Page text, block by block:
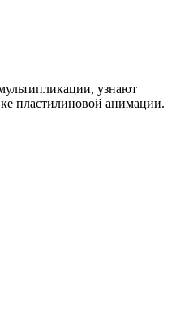
узнают
пластилиновой анимации.